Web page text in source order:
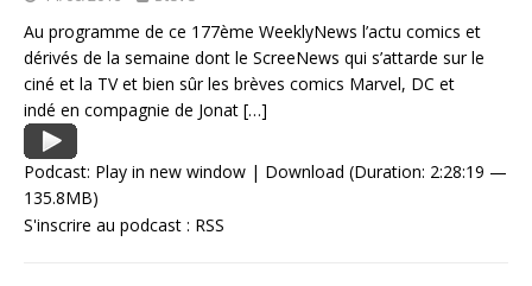
Au programme de ce 177ème WeeklyNews l’actu comics et
dérivés de la semaine dont le ScreeNews qui s’attarde sur le
ciné et la TV et bien sûr les brèves comics Marvel, DC et
indé en compagnie de Jonat […]
Podcast: Play in new window | Download (Duration: 2:28:19 —
135.8MB)
S'inscrire au podcast : RSS